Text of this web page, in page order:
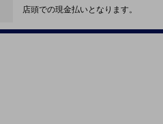
店頭での現金払いとなります。